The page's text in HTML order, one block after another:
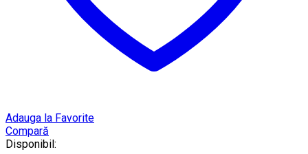
Adauga la Favorite
Compară
Disponibil: